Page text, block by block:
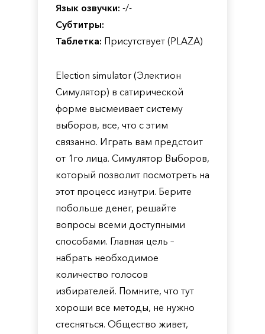
Язык озвучки: -/-
Субтитры:
Таблетка: Присутствует (PLAZA)
Election simulator (Электион
Симулятор) в сатирической
форме высмеивает систему
выборов, все, что с этим
связанно. Играть вам предстоит
от 1го лица. Симулятор Выборов,
который позволит посмотреть на
этот процесс изнутри. Берите
побольше денег, решайте
вопросы всеми доступными
способами. Главная цель –
набрать необходимое
количество голосов
избирателей. Помните, что тут
хороши все методы, не нужно
стесняться. Общество живет,